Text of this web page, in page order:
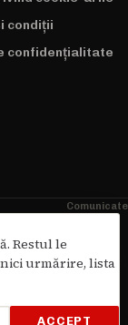
condiții
confidențialitate
Comunicate
Restul le
urmărire, lista
ACCEPT